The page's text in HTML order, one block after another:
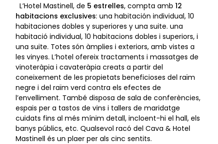
L’Hotel Mastinell, de 5 estrelles, compta amb 12
habitacions exclusives: una habitación individual, 10
habitaciones dobles y superiores y una suite. una
habitació individual, 10 habitacions dobles i superiors, i
una suite. Totes són àmplies i exteriors, amb vistes a
les vinyes. L’hotel ofereix tractaments i massatges de
vinoteràpia i cavateràpia creats a partir del
coneixement de les propietats beneficioses del raïm
negre i del raïm verd contra els efectes de
l’envelliment. També disposa de sala de conferències,
espais per a tastos de vins i tallers de maridatge
cuidats fins al més mínim detall, incloent-hi el hall, els
banys públics, etc. Qualsevol racó del Cava & Hotel
Mastinell és un plaer per als cinc sentits.